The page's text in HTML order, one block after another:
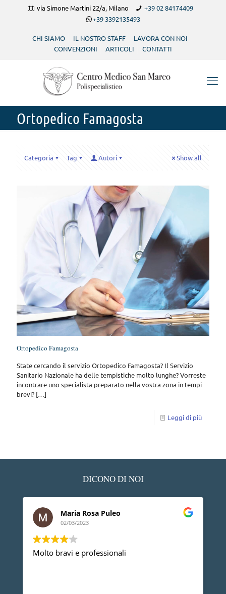
via Simone Martini 22/a, Milano
+39 02 84174409
+39 3392135493
CHI SIAMO IL NOSTRO STAFF
LAVORA CON NOI
CONVENZIONI
ARTICOLI CONTATTI
Ortopedico Famagosta
Categoria Tag Autori Show all
Ortopedico Famagosta
State cercando il servizio Ortopedico Famagosta? Il Servizio
Sanitario Nazionale ha delle tempistiche molto lunghe? Vorreste
incontrare uno specialista preparato nella vostra zona in tempi
brevi? […]
Leggi di più
DICONO DI NOI
Maria Rosa Puleo
02/03/2023
Molto bravi e professionali